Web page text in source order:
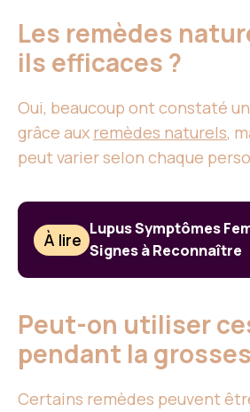
Les remèdes
ils efficaces ?
Oui, beaucoup ont constaté
grâce aux remèdes naturels,
peut varier selon chaque
À lire
Lupus Symptômes
Signes à Reconnaître
Peut-on utiliser
pendant la
Certains remèdes peuvent